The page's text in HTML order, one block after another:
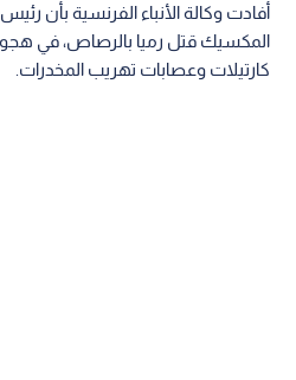
أفادت وكالة الأنباء الفرنسية بأن
المكسيك قتل رميا بالرصاص، في
كارتيلات وعصابات تهريب المخدرات.